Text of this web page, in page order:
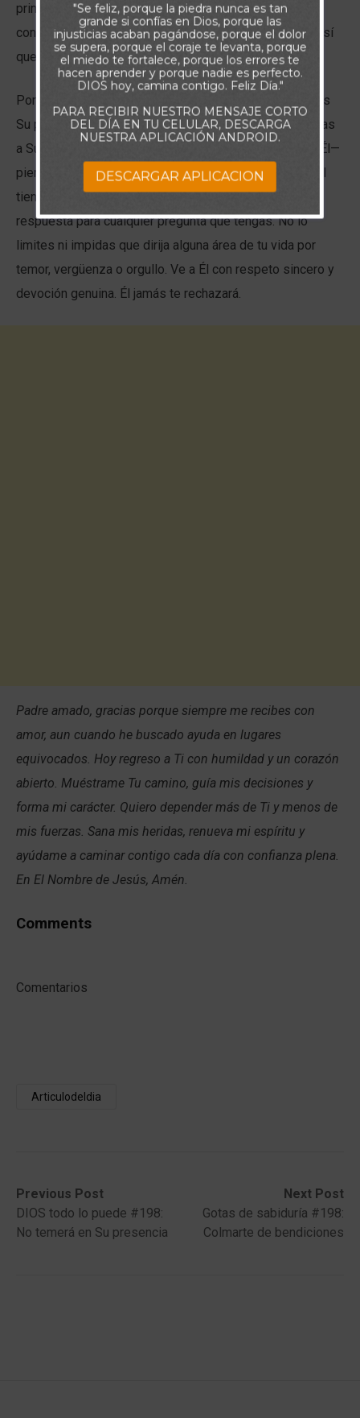
primero. No tienes que esconderle nada—Él está
consciente de todo y aun así te ama sin condiciones. Así
que confiésalo todo y descarga tu alma en Él.
Por supuesto, debido a esos fracasos, quizá no sientas
Su presencia. Pero lo que más le importa es que vuelvas
a Sus brazos. Ve a Él con libertad. Reconoce quién es Él—
piensa realmente en Él y adóralo. Reconoce que solo Él
tiene la respuesta correcta para ti y que es la mejor
respuesta para cualquier pregunta que tengas. No lo
limites ni impidas que dirija alguna área de tu vida por
temor, vergüenza o orgullo. Ve a Él con respeto sincero y
devoción genuina. Él jamás te rechazará.
Padre amado, gracias porque siempre me recibes con
amor, aun cuando he buscado ayuda en lugares
equivocados. Hoy regreso a Ti con humildad y un corazón
abierto. Muéstrame Tu camino, guía mis decisiones y
forma mi carácter. Quiero depender más de Ti y menos de
mis fuerzas. Sana mis heridas, renueva mi espíritu y
ayúdame a caminar contigo cada día con confianza plena.
En El Nombre de Jesús, Amén.
Comments
Comentarios
Articulodeldia
Post
navigation
Previous Post
Previous
post:DIOS todo lo puede #198:
No temerá en Su presencia
Next Post
Next
post:
Gotas de sabiduría #198:
Colmarte de bendiciones
"Se feliz, porque la piedra nunca es tan
grande si confías en Dios, porque las
injusticias acaban pagándose, porque el dolor
se supera, porque el coraje te levanta, porque
el miedo te fortalece, porque los errores te
hacen aprender y porque nadie es perfecto.
DIOS hoy, camina contigo. Feliz Día."
PARA RECIBIR NUESTRO MENSAJE CORTO
DEL DÍA EN TU CELULAR, DESCARGA
NUESTRA APLICACIÓN ANDROID.
DESCARGAR APLICACION